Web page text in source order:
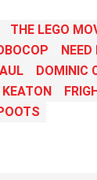
THE LEGO
NEED
DOMINIC